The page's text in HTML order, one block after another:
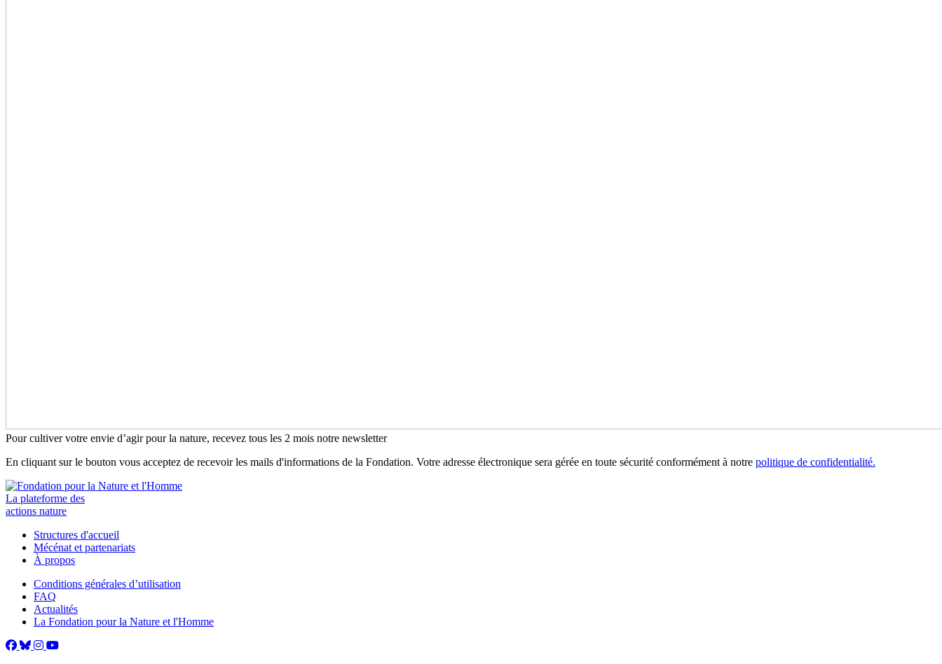
Pour cultiver votre envie d’agir pour la nature, recevez tous les 2 mois notre newsletter
En cliquant sur le bouton vous acceptez de recevoir les mails d'informations de la Fondation. Votre adresse électronique sera gérée en toute sécurité conformément à notre politique de confidentialité.
La plateforme des
actions nature
Structures d'accueil
Mécénat et partenariats
À propos
Conditions générales d’utilisation
FAQ
Actualités
La Fondation pour la Nature et l'Homme